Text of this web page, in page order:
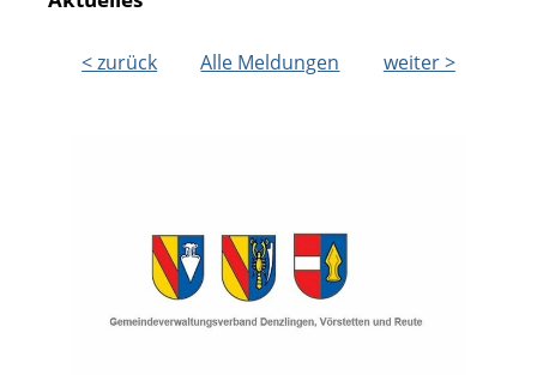
< zurück Alle Meldungen weiter >